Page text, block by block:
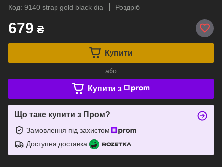
Код: 9140 strap gold black dia
Роздріб
679 ₴
Купити
або
Купити з
Що таке купити з Пром?
Замовлення під захистом
Доступна доставка